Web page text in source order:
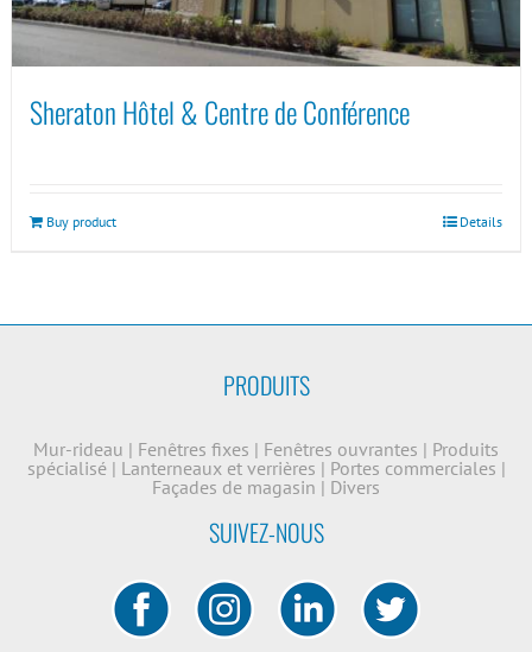
Sheraton Hôtel & Centre de Conférence
Buy product Details
PRODUITS
Mur-rideau | Fenêtres fixes | Fenêtres ouvrantes | Produits
spécialisé | Lanterneaux et verrières | Portes commerciales |
Façades de magasin | Divers
SUIVEZ-NOUS